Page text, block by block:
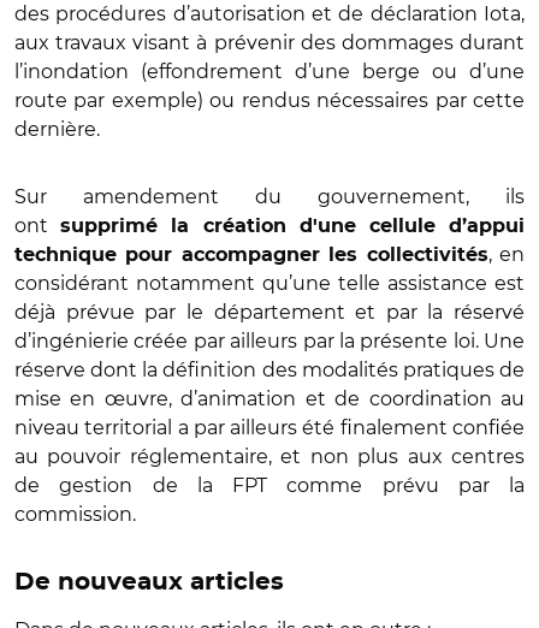
des procédures d’autorisation et de déclaration Iota,
aux travaux visant à prévenir des dommages durant
l’inondation (effondrement d’une berge ou d’une
route par exemple) ou rendus nécessaires par cette
dernière.
Sur amendement du gouvernement, ils
ontsupprimé la création d'une cellule d’appui
technique pour accompagner les collectivités, en
considérant notamment qu’une telle assistance est
déjà prévue par le département et par la réservé
d’ingénierie créée par ailleurs par la présente loi. Une
réserve dont la définition des modalités pratiques de
mise en œuvre, d’animation et de coordination au
niveau territorial a par ailleurs été finalement confiée
au pouvoir réglementaire, et non plus aux centres
de gestion de la FPT comme prévu par la
commission.
De nouveaux articles